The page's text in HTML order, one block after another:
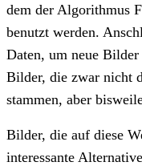
dem der Algorithmus
benutzt werden.
Daten, um neue
Bilder, die zwar nicht
stammen, aber
Bilder, die auf diese
interessante